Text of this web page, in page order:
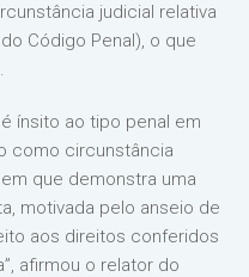
judicial relativa
Código Penal), o que
ínsito ao tipo penal em
como circunstância
que demonstra uma
motivada pelo anseio de
aos direitos conferidos
afirmou o relator do